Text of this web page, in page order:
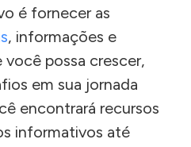
é fornecer as
, informações e
possa crescer,
em sua jornada
encontrará recursos
informativos até